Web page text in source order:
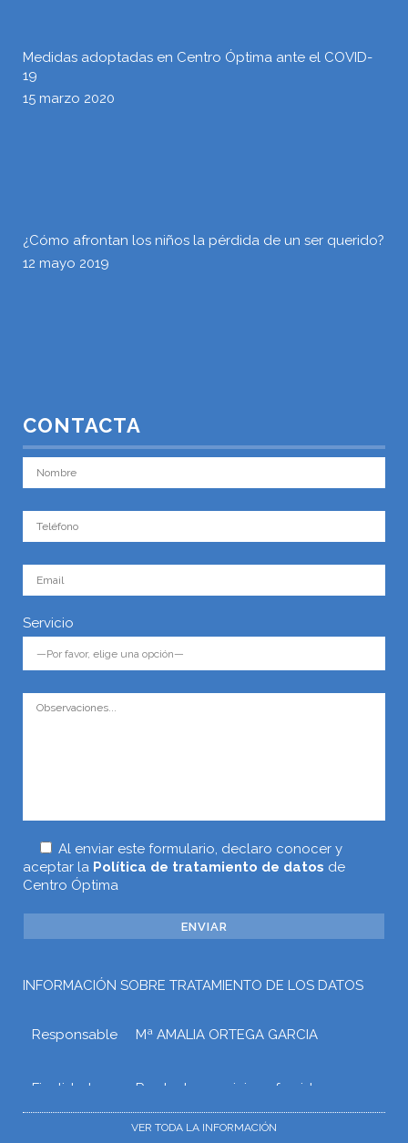
Medidas adoptadas en Centro Óptima ante el COVID-
19
15 marzo 2020
¿Cómo afrontan los niños la pérdida de un ser querido?
12 mayo 2019
CONTACTA
Servicio
Al enviar este formulario, declaro conocer y
aceptar la Política de tratamiento de datos de
Centro Óptima
INFORMACIÓN SOBRE TRATAMIENTO DE LOS DATOS
Responsable Mª AMALIA ORTEGA GARCIA
Finalidad
Prestar los servicios ofrecidos a
tipos de relaciones que puedan
VER TODA LA INFORMACIÓN